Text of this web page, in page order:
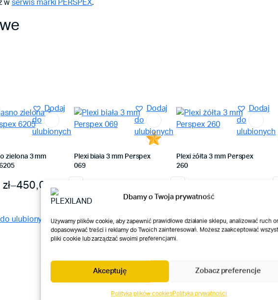
Dbamy o Twoja prywatność
Używamy plików cookie, aby zapewnić prawidłowe działanie sklepu, analizować ruch
dopasowywać treści i reklamy do Twoich zainteresowań. Możesz zaakceptować
pliki cookie lub zarządzać swoimi preferencjami.
Akceptuję Zobacz preferencje
Polityka plików cookiesPolityka prywatności
w serwis marki PERSPEX.
zł
Dodaj
do
ulubionych
zielona 3 mm
zł–450,02zł
cen: od 75,01 zł do 450,02 zł
do ulubionych
Dodaj
do
ulubionych
Plexi biała 3 mm Perspex
069
66,11
Zakres cen: od 66,11 zł do 396,68 zł
produkt
wiele
wariantów.
można
wybrać
na
Dodaj do ulubionych
Dodaj
do
ulubionych
Plexi żółta 3 mm Perspex
260
Zakres cen: od 75,01
produkt
wiele
wariantów.
wybrać
stronie
Dodaj do ulubionych